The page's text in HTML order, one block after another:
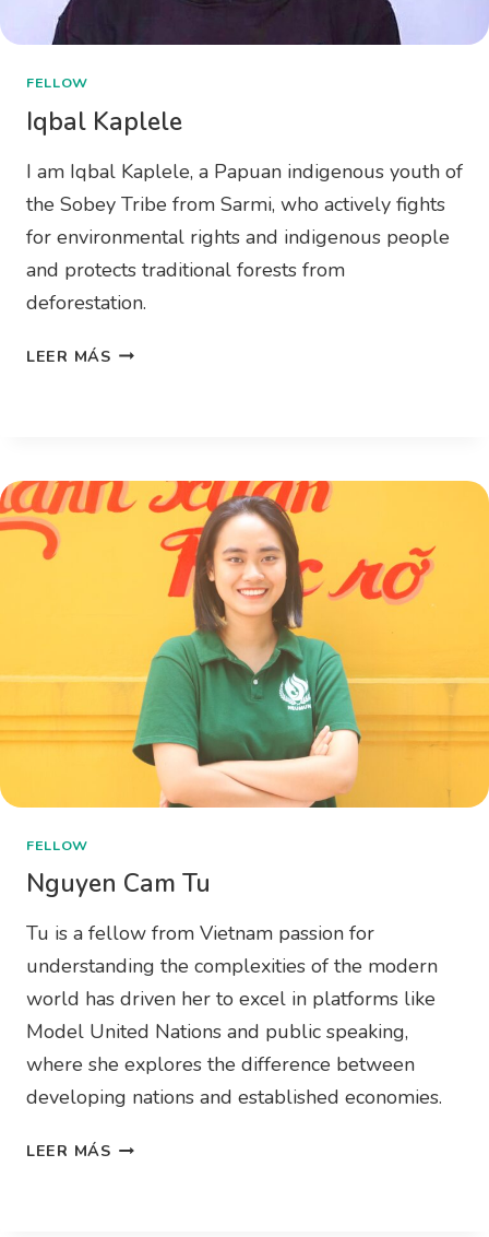
FELLOW
Iqbal Kaplele
I am Iqbal Kaplele, a Papuan indigenous youth of
the Sobey Tribe from Sarmi, who actively fights
for environmental rights and indigenous people
and protects traditional forests from
deforestation.
LEER MÁS
FELLOW
Nguyen Cam Tu
Tu is a fellow from Vietnam passion for
understanding the complexities of the modern
world has driven her to excel in platforms like
Model United Nations and public speaking,
where she explores the difference between
developing nations and established economies.
LEER MÁS